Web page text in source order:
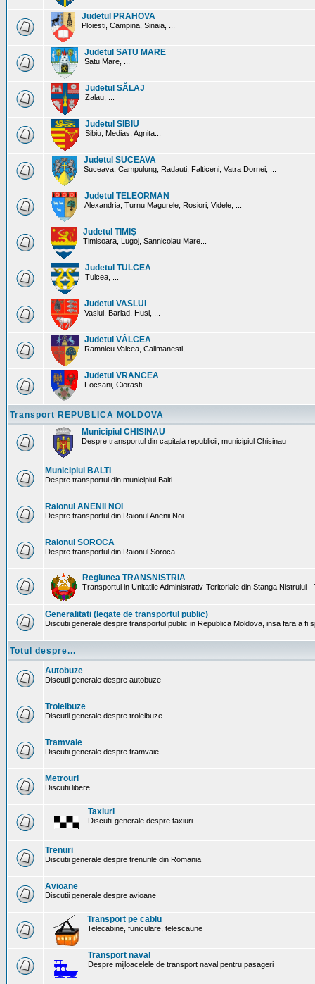
Judetul PRAHOVA
Ploiesti, Campina, Sinaia, ...
Judetul SATU MARE
Satu Mare, ...
Judetul SĂLAJ
Zalau, ...
Judetul SIBIU
Sibiu, Medias, Agnita...
Judetul SUCEAVA
Suceava, Campulung, Radauti, Falticeni, Vatra Dornei, ...
Judetul TELEORMAN
Alexandria, Turnu Magurele, Rosiori, Videle, ...
Judetul TIMIŞ
Timisoara, Lugoj, Sannicolau Mare...
Judetul TULCEA
Tulcea, ...
Judetul VASLUI
Vaslui, Barlad, Husi, ...
Judetul VÂLCEA
Ramnicu Valcea, Calimanesti, ...
Judetul VRANCEA
Focsani, Ciorasti ...
Transport REPUBLICA MOLDOVA
Municipiul CHISINAU
Despre transportul din capitala republicii, municipiul Chisinau
Municipiul BALTI
Despre transportul din municipiul Balti
Raionul ANENII NOI
Despre transportul din Raionul Anenii Noi
Raionul SOROCA
Despre transportul din Raionul Soroca
Regiunea TRANSNISTRIA
Transportul in Unitatile Administrativ-Teritoriale din Stanga Nistrului -
Generalitati (legate de transportul public)
Discutii generale despre transportul public in Republica Moldova, insa fara a fi
Totul despre...
Autobuze
Discutii generale despre autobuze
Troleibuze
Discutii generale despre troleibuze
Tramvaie
Discutii generale despre tramvaie
Metrouri
Discutii libere
Taxiuri
Discutii generale despre taxiuri
Trenuri
Discutii generale despre trenurile din Romania
Avioane
Discutii generale despre avioane
Transport pe cablu
Telecabine, funiculare, telescaune
Transport naval
Despre mijloacelele de transport naval pentru pasageri